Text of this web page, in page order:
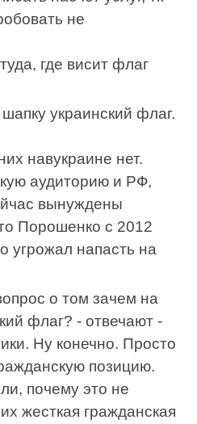
не
где висит флаг
украинский флаг.
навукраине нет.
аудиторию и РФ,
вынуждены
Порошенко с 2012
угрожал напасть на
о том зачем на
флаг? - отвечают -
Ну конечно. Просто
позицию.
почему это не
жесткая гражданская